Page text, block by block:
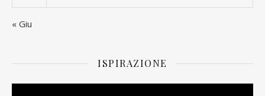
« Giu
ISPIRAZIONE